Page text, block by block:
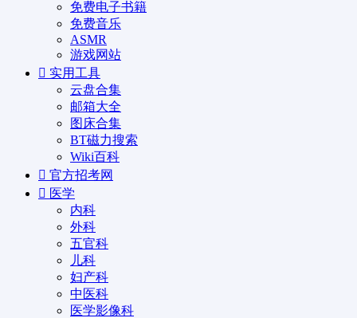
免费电子书籍
免费音乐
ASMR
游戏网站
实用工具
云盘合集
邮箱大全
图床合集
BT磁力搜索
Wiki百科
官方招考网
医学
内科
外科
五官科
儿科
妇产科
中医科
医学影像科